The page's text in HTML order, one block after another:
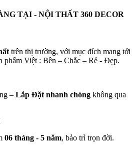
TẠI - NỘI THẤT 360 DECOR
trên thị trường, với mục đích mang tới
phẩm Việt : Bền – Chắc – Rẻ - Đẹp.
– Lắp Đặt nhanh chóng không qua
06 tháng - 5 năm, bảo trì trọn đời.